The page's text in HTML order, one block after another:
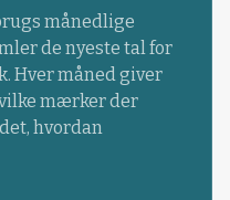
månedlige
de nyeste tal for
Hver måned giver
mærker der
hvordan